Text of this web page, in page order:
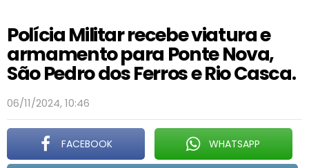
Polícia Militar recebe viatura e
armamento para Ponte Nova,
São Pedro dos Ferros e Rio Casca.
06/11/2024, 10:46
FACEBOOK WHATSAPP